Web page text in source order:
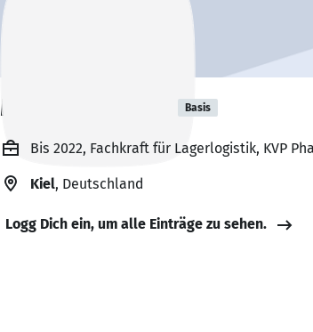
Marius Carnhof Basis
Bis 2022, Fachkraft für Lagerlogistik, KVP
Kiel, Deutschland
Logg Dich ein, um alle Einträge zu sehen.